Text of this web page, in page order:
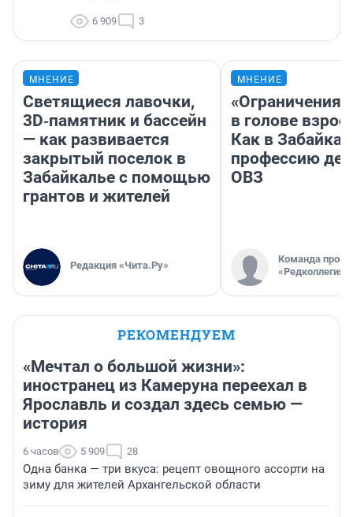
6 909 3
МНЕНИЕ
Светящиеся лавочки,
3D‑памятник и бассейн
— как развивается
закрытый поселок в
Забайкалье с помощью
грантов и жителей
Редакция «Чита.Ру»
МНЕНИЕ
«Ограничения
в голове
Как в
профессию
ОВЗ
Команда
«Редколлегия»
РЕКОМЕНДУЕМ
«Мечтал о большой жизни»:
иностранец из Камеруна переехал в
Ярославль и создал здесь семью —
история
6 часов 5 909 28
Одна банка — три вкуса: рецепт овощного ассорти на
зиму для жителей Архангельской области